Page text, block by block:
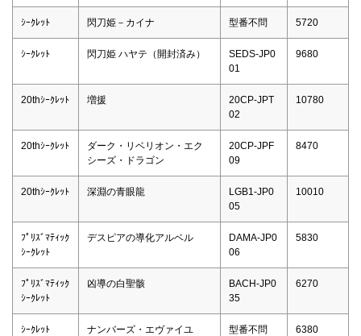
ｼｰｸﾚｯﾄ 閃刀姫－カイナ 型番不問 5720
ｼｰｸﾚｯﾄ 閃刀姫 ハヤテ（開封済み）
SEDS-JP0
01
9680
20thｼｰｸﾚｯﾄ 増援
20CP-JPT
02
10780
20thｼｰｸﾚｯﾄ
ダーク・リベリオン・エク
シーズ・ドラゴン
20CP-JPF
09
8470
20thｼｰｸﾚｯﾄ 深淵の青眼龍
LGB1-JP0
05
10010
ﾌﾟﾘｽﾞﾏﾃｨｯｸ
ｼｰｸﾚｯﾄ
デスピアの導化アルベル
DAMA-JP0
06
5830
ﾌﾟﾘｽﾞﾏﾃｨｯｸ
ｼｰｸﾚｯﾄ
凶導の白聖骸
BACH-JP0
35
6270
ｼｰｸﾚｯﾄ ナンバーズ・エヴァイユ 型番不問 6380